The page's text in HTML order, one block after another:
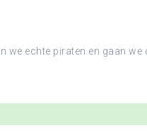
we echte piraten en gaan